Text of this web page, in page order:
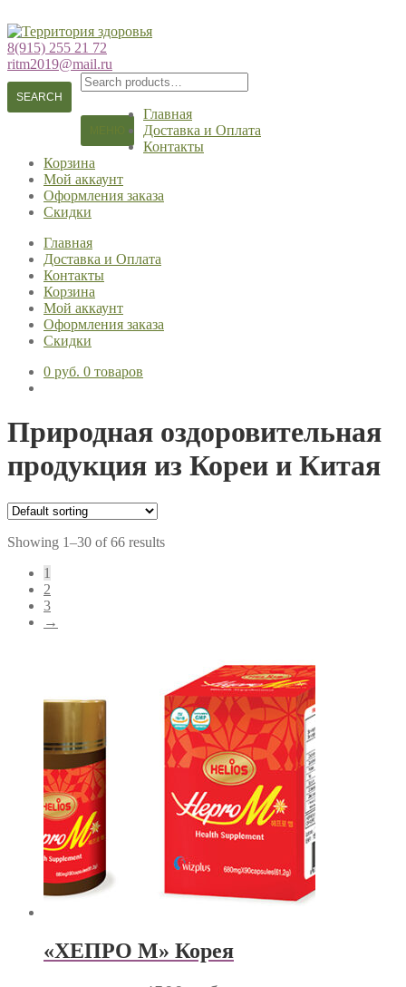
Перейти
к
навигации
Перейти
к
содержимому
8(915) 255 21 72
ritm2019@mail.ru
Search
for:
SEARCH
Главная
Доставка и Оплата
Контакты
Корзина
Мой аккаунт
Оформления заказа
Скидки
Главная
Доставка и Оплата
Контакты
Корзина
Мой аккаунт
Оформления заказа
Скидки
0 руб. 0 товаров
Природная оздоровительная
продукция из Кореи и Китая
Showing 1–30 of 66 results
1
2
3
→
«ХЕПРО М» Корея